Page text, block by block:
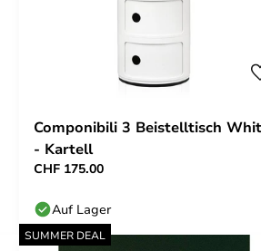
Componibili 3 Beistelltisch
- Kartell
CHF 175.00
Auf Lager
SUMMER DEAL